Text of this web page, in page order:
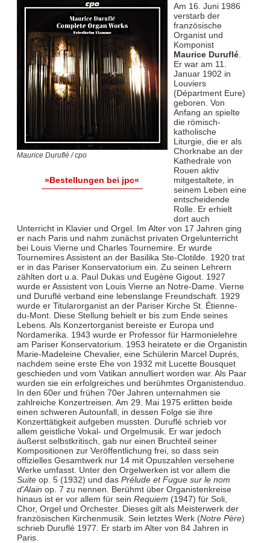
Maurice Duruflé / cpo
»Bestellungen bei jpc«
Am 16. Juni 1986
verstarb der
französische
Organist und
Komponist
Maurice Duruflé.
Er war am 11.
Januar 1902 in
Louviers
(Départment Eure)
geboren. Von
Anfang an spielte
die römisch-
katholische
Liturgie, die er als
Chorknabe an der
Kathedrale von
Rouen aktiv
mitgestaltete, in
seinem Leben eine
entscheidende
Rolle. Er erhielt
dort auch
Unterricht in Klavier und Orgel. Im Alter von 17 Jahren ging
er nach Paris und nahm zunächst privaten Orgelunterricht
bei Louis Vierne und Charles Tournemire. Er wurde
Tournemires Assistent an der Basilika Ste-Clotilde. 1920 trat
er in das Pariser Konservatorium ein. Zu seinen Lehrern
zählten dort u.a. Paul Dukas und Eugène Gigout. 1927
wurde er Assistent von Louis Vierne an Notre-Dame. Vierne
und Duruflé verband eine lebenslange Freundschaft. 1929
wurde er Titularorganist an der Pariser Kirche St. Étienne-
du-Mont. Diese Stellung behielt er bis zum Ende seines
Lebens. Als Konzertorganist bereiste er Europa und
Nordamerika. 1943 wurde er Professor für Harmonielehre
am Pariser Konservatorium. 1953 heiratete er die Organistin
Marie-Madeleine Chevalier, eine Schülerin Marcel Duprés,
nachdem seine erste Ehe von 1932 mit Lucette Bousquet
geschieden und vom Vatikan annulliert worden war. Als Paar
wurden sie ein erfolgreiches und berühmtes Organistenduo.
In den 60er und frühen 70er Jahren unternahmen sie
zahlreiche Konzertreisen. Am 29. Mai 1975 erlitten beide
einen schweren Autounfall, in dessen Folge sie ihre
Konzerttätigkeit aufgeben mussten. Duruflé schrieb vor
allem geistliche Vokal- und Orgelmusik. Er war jedoch
äußerst selbstkritisch, gab nur einen Bruchteil seiner
Kompositionen zur Veröffentlichung frei, so dass sein
offizielles Gesamtwerk nur 14 mit Opuszahlen versehene
Werke umfasst. Unter den Orgelwerken ist vor allem die
Suiteop. 5 (1932) und das Prélude et Fugue sur le nom
d'Alain op. 7 zu nennen. Berühmt über Organistenkreise
hinaus ist er vor allem für sein Requiem (1947) für Soli,
Chor, Orgel und Orchester. Dieses gilt als Meisterwerk der
französischen Kirchenmusik. Sein letztes Werk (Notre Père)
schrieb Duruflé 1977. Er starb im Alter von 84 Jahren in
Paris.